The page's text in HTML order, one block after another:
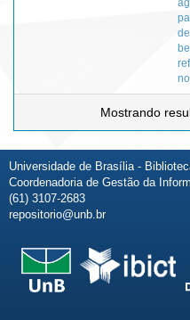
Mostrando
Universidade de Brasília -
Coordenadoria de Gestão da
(61) 3107-2683
repositorio@unb.br